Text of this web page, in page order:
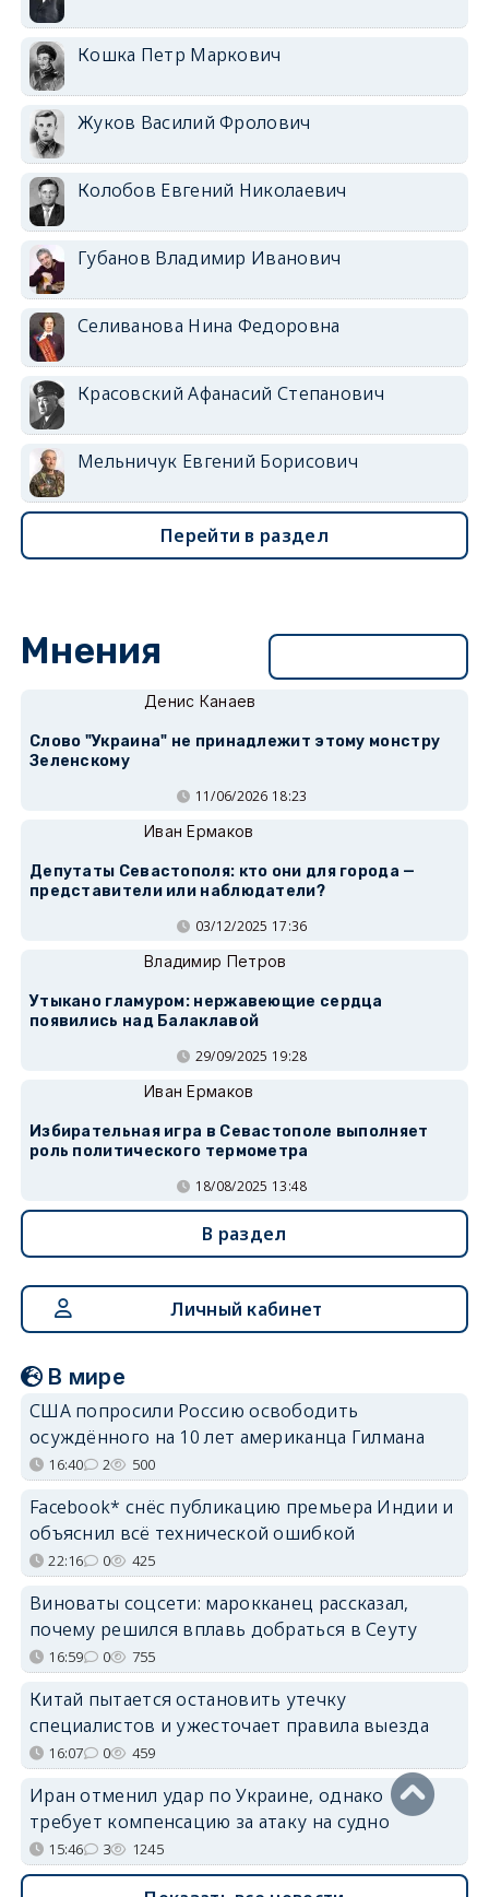
Кошка Петр Маркович
Жуков Василий Фролович
Колобов Евгений Николаевич
Губанов Владимир Иванович
Селиванова Нина Федоровна
Красовский Афанасий Степанович
Мельничук Евгений Борисович
Перейти в раздел
Мнения
Денис Канаев
Слово "Украина" не принадлежит этому монстру
Зеленскому
11/06/2026 18:23
Иван Ермаков
Депутаты Севастополя: кто они для города —
представители или наблюдатели?
03/12/2025 17:36
Владимир Петров
Утыкано гламуром: нержавеющие сердца
появились над Балаклавой
29/09/2025 19:28
Иван Ермаков
Избирательная игра в Севастополе выполняет
роль политического термометра
18/08/2025 13:48
В раздел
Личный кабинет
В мире
США попросили Россию освободить
осуждённого на 10 лет американца Гилмана
16:40 2 500
Facebook* снёс публикацию премьера Индии и
объяснил всё технической ошибкой
22:16 0 425
Виноваты соцсети: марокканец рассказал,
почему решился вплавь добраться в Сеуту
16:59 0 755
Китай пытается остановить утечку
специалистов и ужесточает правила выезда
16:07 0 459
Иран отменил удар по Украине, однако
требует компенсацию за атаку на судно
15:46 3 1245